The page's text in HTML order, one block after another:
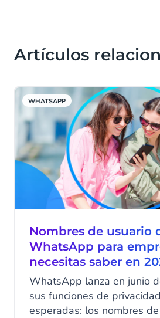
Artículos
WHATSAPP
Nombres de usuario
WhatsApp para
necesitas saber en
WhatsApp lanza en junio
sus funciones de
esperadas: los nombres